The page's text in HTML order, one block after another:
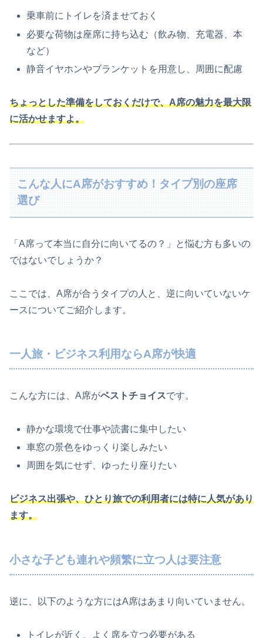
乗車前にトイレを済ませておく
必要な荷物は座席に持ち込む（飲み物、充電器、本
など）
静音イヤホンやブランケットを用意し、周囲に配慮
ちょっとした準備をしておくだけで、A席の魅力を最大限
に活かせますよ。
こんな人にA席がおすすめ！タイプ別の座席
選び
「A席って本当に自分に向いてるの？」と悩む方も多いの
ではないでしょうか？
ここでは、A席が合うタイプの人と、逆に向いていないケ
ースについてご紹介します。
一人旅・ビジネス利用ならA席が快適
こんな方には、A席がベストチョイスです。
静かな環境で仕事や読書に集中したい
車窓の景色をゆっくり楽しみたい
周囲を気にせず、ゆったり座りたい
ビジネス出張や、ひとり旅での利用者には特に人気があり
ます。
小さな子ども連れや頻繁に立つ人は要注意
逆に、以下のような方にはA席はあまり向いていません。
トイレが近く、よく席を立つ必要がある